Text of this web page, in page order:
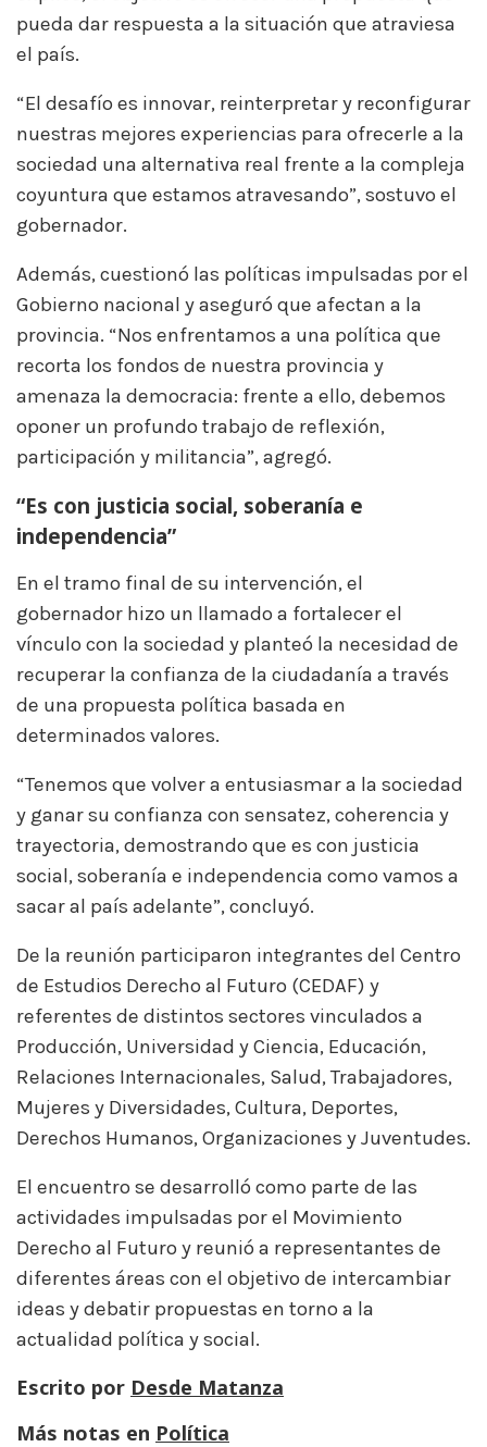
pueda dar respuesta a la situación que atraviesa
el país.
“El desafío es innovar, reinterpretar y reconfigurar
nuestras mejores experiencias para ofrecerle a la
sociedad una alternativa real frente a la compleja
coyuntura que estamos atravesando”, sostuvo el
gobernador.
Además, cuestionó las políticas impulsadas por el
Gobierno nacional y aseguró que afectan a la
provincia. “Nos enfrentamos a una política que
recorta los fondos de nuestra provincia y
amenaza la democracia: frente a ello, debemos
oponer un profundo trabajo de reflexión,
participación y militancia”, agregó.
“Es con justicia social, soberanía e
independencia”
En el tramo final de su intervención, el
gobernador hizo un llamado a fortalecer el
vínculo con la sociedad y planteó la necesidad de
recuperar la confianza de la ciudadanía a través
de una propuesta política basada en
determinados valores.
“Tenemos que volver a entusiasmar a la sociedad
y ganar su confianza con sensatez, coherencia y
trayectoria, demostrando que es con justicia
social, soberanía e independencia como vamos a
sacar al país adelante”, concluyó.
De la reunión participaron integrantes del Centro
de Estudios Derecho al Futuro (CEDAF) y
referentes de distintos sectores vinculados a
Producción, Universidad y Ciencia, Educación,
Relaciones Internacionales, Salud, Trabajadores,
Mujeres y Diversidades, Cultura, Deportes,
Derechos Humanos, Organizaciones y Juventudes.
El encuentro se desarrolló como parte de las
actividades impulsadas por el Movimiento
Derecho al Futuro y reunió a representantes de
diferentes áreas con el objetivo de intercambiar
ideas y debatir propuestas en torno a la
actualidad política y social.
Escrito por Desde Matanza
Más notas en Política